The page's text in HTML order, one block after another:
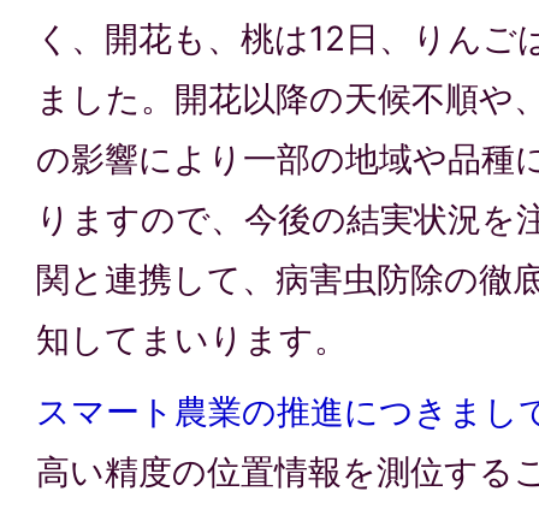
く、開花も、桃は12日、りんご
ました。開花以降の天候不順や
の影響により一部の地域や品種
りますので、今後の結実状況を
関と連携して、病害虫防除の徹
知してまいります。
スマート農業の推進につきまし
高い精度の位置情報を測位する